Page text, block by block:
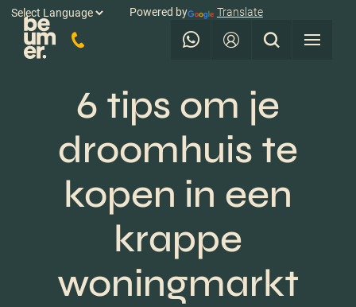
Powered by Translate
6 tips om je
droomhuis te
kopen in een
krappe
woningmarkt